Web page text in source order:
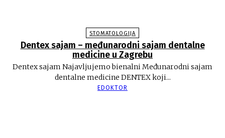
STOMATOLOGIJA
Dentex sajam – međunarodni sajam dentalne
medicine u Zagrebu
Dentex sajam Najavljujemo bienalni Međunarodni sajam
dentalne medicine DENTEX koji...
EDOKTOR